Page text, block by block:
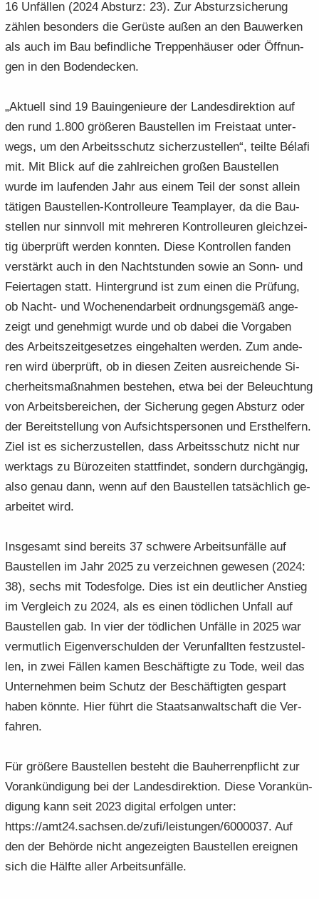
16 Un­fäl­len (2024 Ab­sturz: 23). Zur Ab­sturz­si­che­rung
zäh­len be­son­ders die Ge­rüs­te außen an den Bau­wer­ken
als auch im Bau be­find­li­che Trep­pen­häu­ser oder Öff­nun­
gen in den Bo­den­de­cken.
„Ak­tu­ell sind 19 Bau­in­ge­nieu­re der Lan­des­di­rek­ti­on auf
den rund 1.800 grö­ße­ren Bau­stel­len im Frei­staat un­ter­
wegs, um den Ar­beits­schutz si­cher­zu­stel­len“, teil­te Bélafi
mit. Mit Blick auf die zahl­rei­chen gro­ßen Bau­stel­len
wurde im lau­fen­den Jahr aus einem Teil der sonst al­lein
tä­ti­gen Baustellen-​Kontrolleure Team­play­er, da die Bau­
stel­len nur sinn­voll mit meh­re­ren Kon­trol­leu­ren gleich­zei­
tig über­prüft wer­den konn­ten. Diese Kon­trol­len fan­den
ver­stärkt auch in den Nacht­stun­den sowie an Sonn- und
Fei­er­ta­gen statt. Hin­ter­grund ist zum einen die Prü­fung,
ob Nacht-​ und Wo­chen­end­ar­beit ord­nungs­ge­mäß an­ge­
zeigt und ge­neh­migt wurde und ob dabei die Vor­ga­ben
des Ar­beits­zeit­ge­set­zes ein­ge­hal­ten wer­den. Zum an­de­
ren wird über­prüft, ob in die­sen Zei­ten aus­rei­chen­de Si­
cher­heits­maß­nah­men be­stehen, etwa bei der Be­leuch­tung
von Ar­beits­be­rei­chen, der Si­che­rung gegen Ab­sturz oder
der Be­reit­stel­lung von Auf­sichts­per­so­nen und Erst­hel­fern.
Ziel ist es si­cher­zu­stel­len, dass Ar­beits­schutz nicht nur
werk­tags zu Bü­ro­zei­ten statt­fin­det, son­dern durch­gän­gig,
also genau dann, wenn auf den Bau­stel­len tat­säch­lich ge­
ar­bei­tet wird.
Ins­ge­samt sind be­reits 37 schwe­re Ar­beits­un­fäl­le auf
Bau­stel­len im Jahr 2025 zu ver­zeich­nen ge­we­sen (2024:
38), sechs mit To­des­fol­ge. Dies ist ein deut­li­cher An­stieg
im Ver­gleich zu 2024, als es einen töd­li­chen Un­fall auf
Bau­stel­len gab. In vier der töd­li­chen Un­fäl­le in 2025 war
ver­mut­lich Ei­gen­ver­schul­den der Ver­un­fall­ten fest­zu­stel­
len, in zwei Fäl­len kamen Be­schäf­tig­te zu Tode, weil das
Un­ter­neh­men beim Schutz der Be­schäf­tig­ten ge­spart
haben könn­te. Hier führt die Staats­an­walt­schaft die Ver­
fah­ren.
Für grö­ße­re Bau­stel­len be­steht die Bau­her­ren­pflicht zur
Vor­ankün­di­gung bei der Lan­des­di­rek­ti­on. Diese Vor­ankün­
di­gung kann seit 2023 di­gi­tal er­fol­gen unter:
https://amt24.sach­sen.de/zufi/leis­tun­gen/6000037. Auf
den der Be­hör­de nicht an­ge­zeig­ten Bau­stel­len er­eig­nen
sich die Hälf­te aller Ar­beits­un­fäl­le.